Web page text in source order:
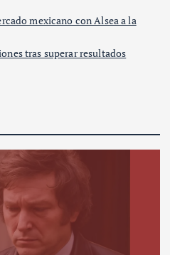
mexicano con Alsea a la
tras superar resultados